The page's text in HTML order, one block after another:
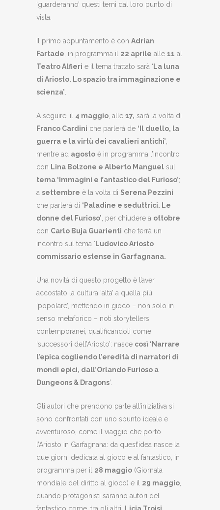
‘guarderanno’ questi temi dal loro punto di
vista.
Il primo appuntamento è con Adrian
Fartade , in programma il 22 aprile alle 11 al
Teatro Alfieri e il tema trattato sarà ‘ La luna
di Ariosto. Lo spazio tra immaginazione e
scienza’
A seguire, il 4 maggio , alle 17, sarà la volta di
Franco Cardini che parlerà de ‘Il duello, la
guerra e la virtù dei cavalieri antichi’
mentre ad agosto è in programma l’incontro
con Lina Bolzone e Alberto Manguel sul
tema ‘Immagini e fantastico del Furioso’;
a settembre è la volta di Serena Pezzini
che parlerà di ‘Paladine e seduttrici. Le
donne del Furioso’ , per chiudere a ottobre
con Carlo Buja Guarienti che terrà un
incontro sul tema ‘ Ludovico Ariosto
commissario estense in Garfagnana.
Una novità di questo progetto è l’aver
accostato la cultura ‘alta’ a quella più
‘popolare’, mettendo in gioco – non solo in
senso metaforico – noti storytellers
contemporanei, qualificandoli come
‘successori dell’Ariosto’: nasce così ‘Narrare
l’epica cogliendo l’eredità di narratori di
mondi epici, dall’Orlando Furioso a
Dungeons & Dragons’.
Gli autori che prendono parte all’iniziativa si
sono confrontati con uno spunto ideale e
avventuroso, come il viaggio che portò
l’Ariosto in Garfagnana: da quest’idea nasce la
due giorni dedicata al gioco e al fantastico, in
programma per il 28 maggio (Giornata
mondiale del diritto al gioco) e il 29 maggio
quando protagonisti saranno autori del